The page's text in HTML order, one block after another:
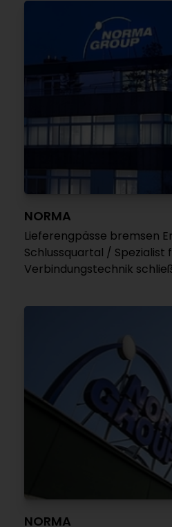
NORMA
Lieferengpässe bremsen
Schlussquartal / Spezialist
Verbindungstechnik
NORMA